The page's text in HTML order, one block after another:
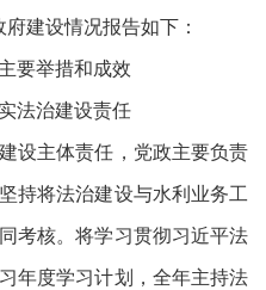
建设情况报告如下：
要举措和成效
法治建设责任
主体责任，党政主要负责
持将法治建设与水利业务工
考核。将学习贯彻习近平法
年度学习计划，全年主持法